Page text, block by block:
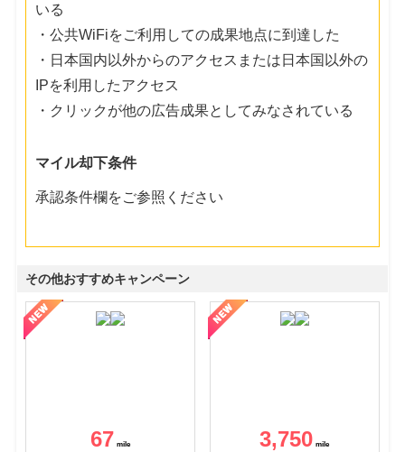
いる
・公共WiFiをご利用しての成果地点に到達した
・日本国内以外からのアクセスまたは日本国以外の
IPを利用したアクセス
・クリックが他の広告成果としてみなされている
マイル却下条件
承認条件欄をご参照ください
その他おすすめキャンペーン
67 3,750